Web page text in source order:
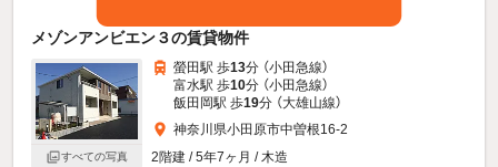
メゾンアンビエン３の賃貸物件
すべての写真
螢田駅 歩13分 （小田急線）
富水駅 歩10分 （小田急線）
飯田岡駅 歩19分 （大雄山線）
神奈川県小田原市中曽根16-2
2階建 / 5年7ヶ月 / 木造